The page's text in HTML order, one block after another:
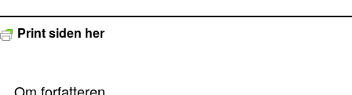
Print siden her